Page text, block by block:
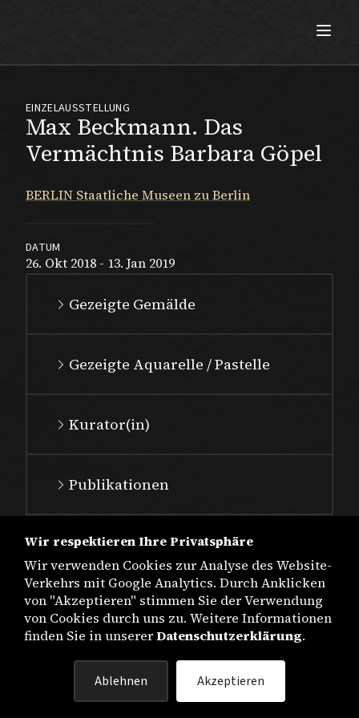
Max Beckmann. Das
Vermächtnis Barbara Göpel
EINZELAUSSTELLUNG
BERLIN Staatliche Museen zu Berlin
DATUM
26. Okt 2018 - 13. Jan 2019
Gezeigte Gemälde
Gezeigte Aquarelle / Pastelle
Kurator(in)
Publikationen
DATENSCHUTZ
Wir respektieren Ihre Privatsphäre
Wir verwenden Cookies zur Analyse des Website-
Verkehrs mit Google Analytics. Durch Anklicken
von "Akzeptieren" stimmen Sie der Verwendung
von Cookies durch uns zu. Weitere Informationen
finden Sie in unsererDatenschutzerklärung.
Ablehnen Akzeptieren